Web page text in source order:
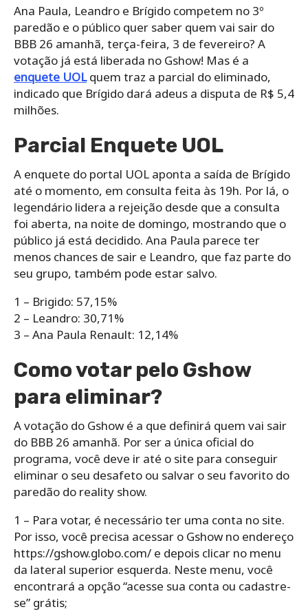
Ana Paula, Leandro e Brígido competem no 3º
paredão e o público quer saber quem vai sair do
BBB 26 amanhã, terça-feira, 3 de fevereiro? A
votação já está liberada no Gshow! Mas é a
enquete UOLquem traz a parcial do eliminado,
indicado que Brígido dará adeus a disputa de R$ 5,4
milhões.
Parcial Enquete UOL
A enquete do portal UOL aponta a saída de Brígido
até o momento, em consulta feita às 19h. Por lá, o
legendário lidera a rejeição desde que a consulta
foi aberta, na noite de domingo, mostrando que o
público já está decidido. Ana Paula parece ter
menos chances de sair e Leandro, que faz parte do
seu grupo, também pode estar salvo.
1 – Brigido: 57,15%
2 – Leandro: 30,71%
3 – Ana Paula Renault: 12,14%
Como votar pelo Gshow
para eliminar?
A votação do Gshow é a que definirá quem vai sair
do BBB 26 amanhã. Por ser a única oficial do
programa, você deve ir até o site para conseguir
eliminar o seu desafeto ou salvar o seu favorito do
paredão do reality show.
1 – Para votar, é necessário ter uma conta no site.
Por isso, você precisa acessar o Gshow no endereço
https://gshow.globo.com/ e depois clicar no menu
da lateral superior esquerda. Neste menu, você
encontrará a opção “acesse sua conta ou cadastre-
se” grátis;